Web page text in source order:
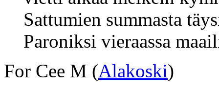
Sattumien summasta
Paroniksi vieraassa
For Cee M (Alakoski)